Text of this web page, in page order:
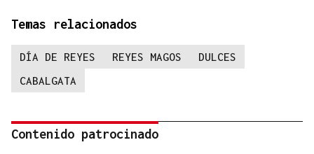
Temas relacionados
DÍA DE REYES REYES MAGOS
DULCES
CABALGATA
Contenido patrocinado